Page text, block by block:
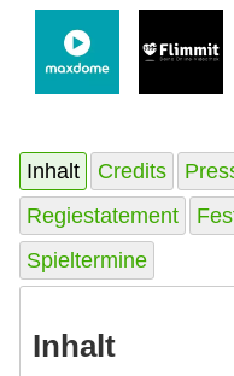
Inhalt Credits
Regiestatement
Spieltermine
Inhalt